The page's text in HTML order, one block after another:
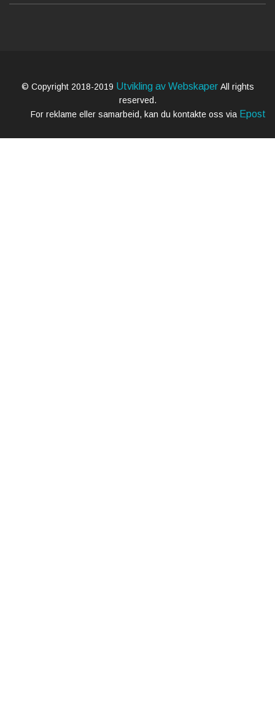
© Copyright 2018-2019 Utvikling av Webskaper All rights
reserved.
For reklame eller samarbeid, kan du kontakte oss via Epost